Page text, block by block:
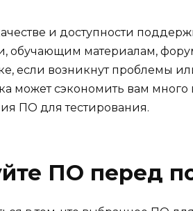
и доступности
обучающим материалам,
если возникнут проблемы
может сэкономить вам много
ПО для тестирования.
ПО перед